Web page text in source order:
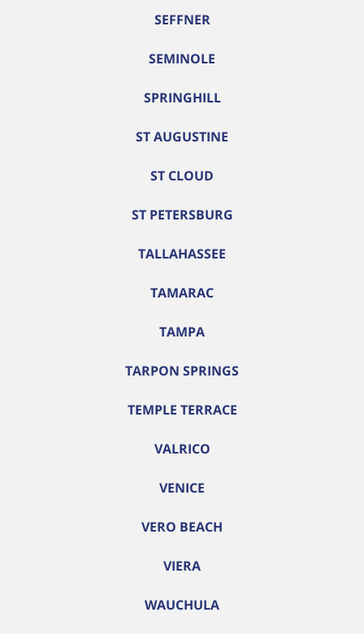
SEFFNER
SEMINOLE
SPRINGHILL
ST AUGUSTINE
ST CLOUD
ST PETERSBURG
TALLAHASSEE
TAMARAC
TAMPA
TARPON SPRINGS
TEMPLE TERRACE
VALRICO
VENICE
VERO BEACH
VIERA
WAUCHULA